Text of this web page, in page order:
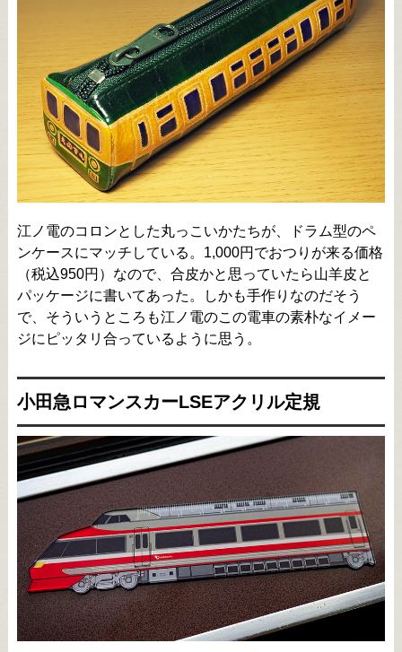
江ノ電のコロンとした丸っこいかたちが、ドラム型のペ
ンケースにマッチしている。1,000円でおつりが来る価格
（税込950円）なので、合皮かと思っていたら山羊皮と
パッケージに書いてあった。しかも手作りなのだそう
で、そういうところも江ノ電のこの電車の素朴なイメー
ジにピッタリ合っているように思う。
小田急ロマンスカーLSEアクリル定規